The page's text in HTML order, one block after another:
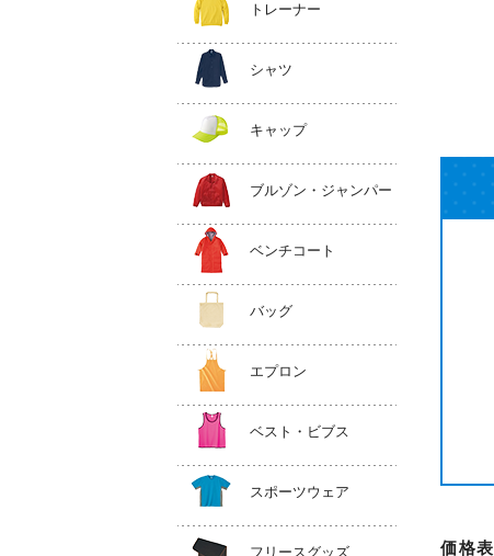
トレーナー
シャツ
キャップ
ブルゾン・ジャンパー
ベンチコート
バッグ
エプロン
ベスト・ビブス
スポーツウェア
フリースグッズ 価格表